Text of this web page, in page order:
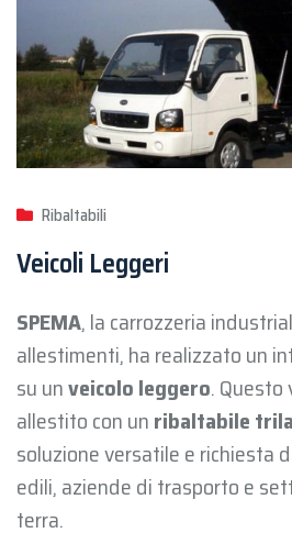
Ribaltabili
Veicoli Leggeri
SPEMA, la carrozzeria
allestimenti, ha realizzato un
su unveicolo leggero.
allestito con unribaltabile
soluzione versatile e richiesta
edili, aziende di trasporto e
terra.